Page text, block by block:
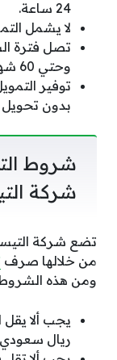
24 ساعة.
لا يشمل
وحتي 60 شهر.
توفير
بدون تحويل
شروط
شركة
من خلالها صرف
ومن هذه
ريال